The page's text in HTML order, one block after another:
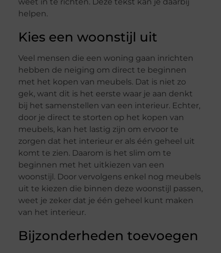
helpen.
Kies een woonstijl uit
Veel mensen die een woning gaan inrichten
hebben de neiging om direct te beginnen
met het kopen van meubels. Dat is niet zo
gek, want dit is het eerste waar je aan denkt
bij het samenstellen van een interieur. Echter,
door je direct te storten op het kopen van
meubels, kan het lastig zijn om ervoor te
zorgen dat het interieur er als één geheel uit
komt te zien. Daarom is het slim om te
beginnen met het uitkiezen van een
woonstijl. Door vervolgens enkel nog meubels
uit te kiezen die binnen deze woonstijl passen,
weet je zeker dat je één geheel kunt maken
van het interieur.
Bijzonderheden toevoegen